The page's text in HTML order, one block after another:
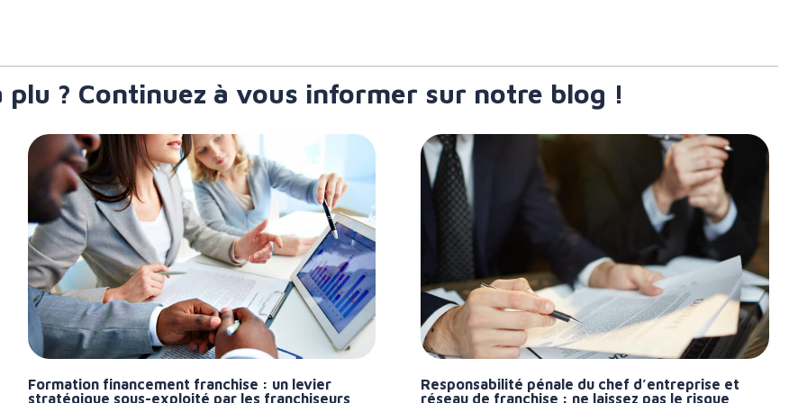
plu ? Continuez à vous informer sur notre blog !
Formation financement franchise : un levier
stratégique sous-exploité par les franchiseurs
Responsabilité pénale du chef d’entreprise et
réseau de franchise : ne laissez pas le risque